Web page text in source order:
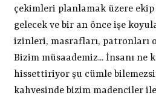
çekimleri planlamak üzere ekip
gelecek ve bir an önce işe
izinleri, masrafları, patronları
Bizim müsaademiz... İnsanı ne
hissettiriyor şu cümle
kahvesinde bizim madenciler